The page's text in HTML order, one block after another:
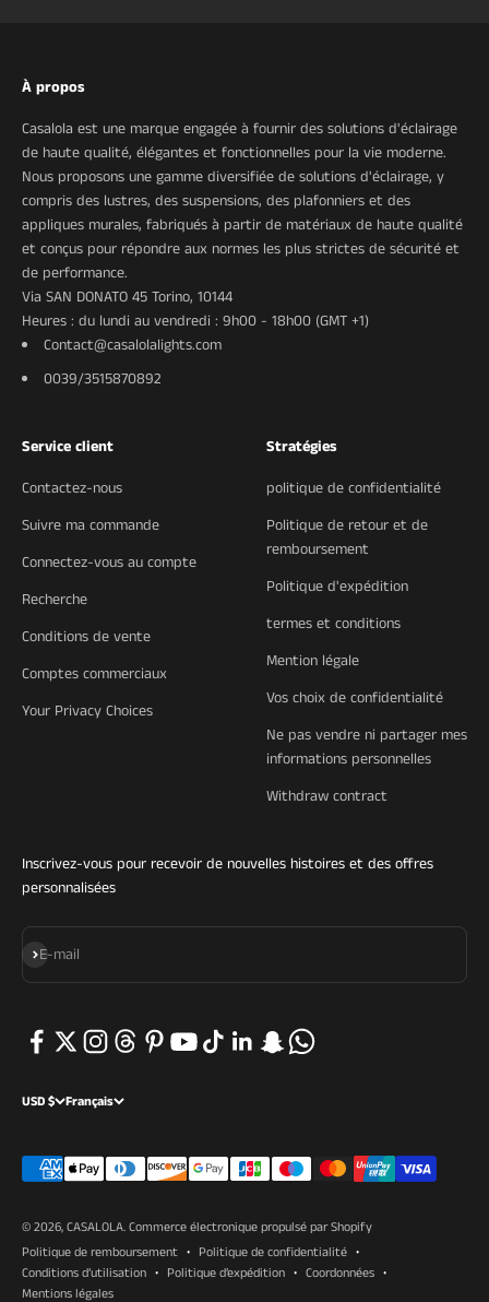
À propos
Casalola est une marque engagée à fournir des solutions d'éclairage
de haute qualité, élégantes et fonctionnelles pour la vie moderne.
Nous proposons une gamme diversifiée de solutions d'éclairage, y
compris des lustres, des suspensions, des plafonniers et des
appliques murales, fabriqués à partir de matériaux de haute qualité
et conçus pour répondre aux normes les plus strictes de sécurité et
de performance.
Via SAN DONATO 45 Torino, 10144
Heures : du lundi au vendredi : 9h00 - 18h00 (GMT +1)
Contact@casalolalights.com
0039/3515870892
Service client
Contactez-nous
Suivre ma commande
Connectez-vous au compte
Recherche
Conditions de vente
Comptes commerciaux
Your Privacy Choices
Stratégies
politique de confidentialité
Politique de retour et de
remboursement
Politique d'expédition
termes et conditions
Mention légale
Vos choix de confidentialité
Ne pas vendre ni partager mes
informations personnelles
Withdraw contract
Inscrivez-vous pour recevoir de nouvelles histoires et des offres
personnalisées
E-mail
S'inscrire
USD $ Français
© 2026, CASALOLA.Commerce électronique propulsé par Shopify
Politique de remboursement
Politique de confidentialité
Conditions d’utilisation
Politique d’expédition
Coordonnées
Mentions légales